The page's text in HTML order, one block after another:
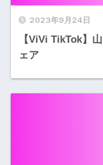
2023年9月24日
【ViVi TikTok】
ェア